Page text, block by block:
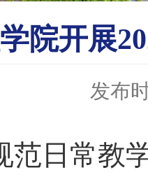
院开展
发布
范日常教